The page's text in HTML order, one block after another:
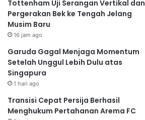
Tottenham Uji Serangan Vertikal dan
Pergerakan Bek ke Tengah Jelang
Musim Baru
16 jam ago
Garuda Gagal Menjaga Momentum
Setelah Unggul Lebih Dulu atas
Singapura
1 hari ago
Transisi Cepat Persija Berhasil
Menghukum Pertahanan Arema FC